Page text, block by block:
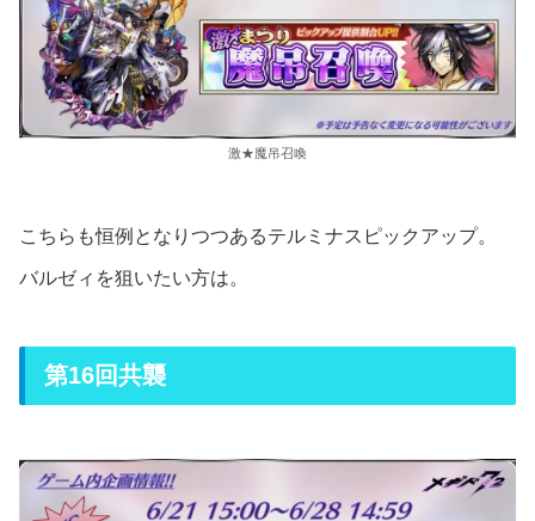
激★魔吊召喚
こちらも恒例となりつつあるテルミナスピックアップ。
バルゼィを狙いたい方は。
第16回共襲